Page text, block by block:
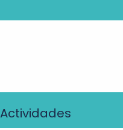
Actividades